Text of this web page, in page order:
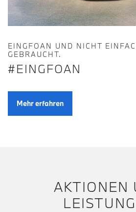
EINGFOAN UND NICHT
GEBRAUCHT.
#EINGFOAN
Mehr erfahren
AKTIONEN